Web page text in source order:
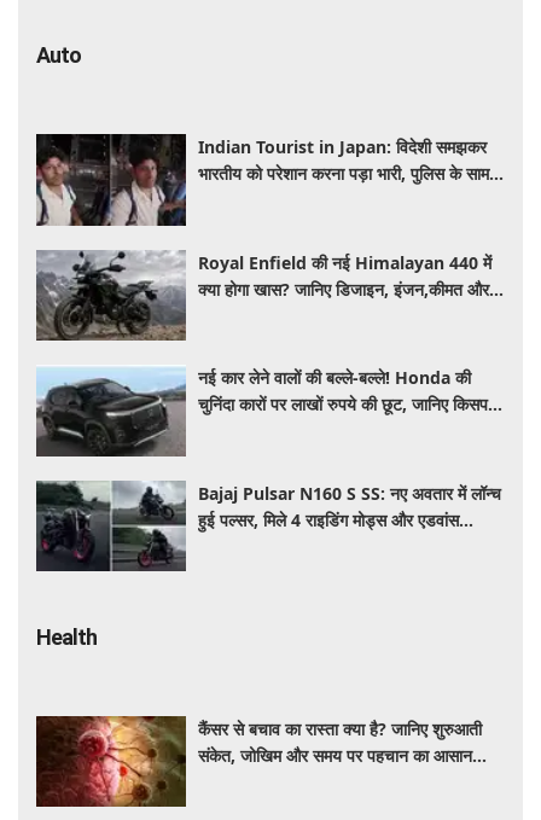
Auto
Indian Tourist in Japan: विदेशी समझकर
भारतीय को परेशान करना पड़ा भारी, पुलिस के सामने
Royal Enfield की नई Himalayan 440 में
क्या होगा खास? जानिए डिजाइन, इंजन,कीमत और
नई कार लेने वालों की बल्ले-बल्ले! Honda की
चुनिंदा कारों पर लाखों रुपये की छूट, जानिए किसपर-
Bajaj Pulsar N160 S SS: नए अवतार में लॉन्च
हुई पल्सर, मिले 4 राइडिंग मोड्स और एडवांस
Health
कैंसर से बचाव का रास्ता क्या है? जानिए शुरुआती
संकेत, जोखिम और समय पर पहचान का आसान